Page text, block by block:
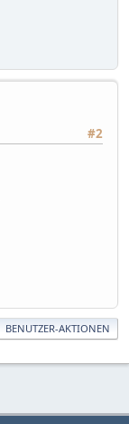
#2
BENUTZER-AKTIONEN